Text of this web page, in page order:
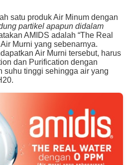
satu produk Air Minum dengan
partikel apapun didalam
AMIDS adalah “The Real
Murni yang sebenarnya.
Air Murni tersebut, harus
dan Purification dengan
suhu tinggi sehingga air yang